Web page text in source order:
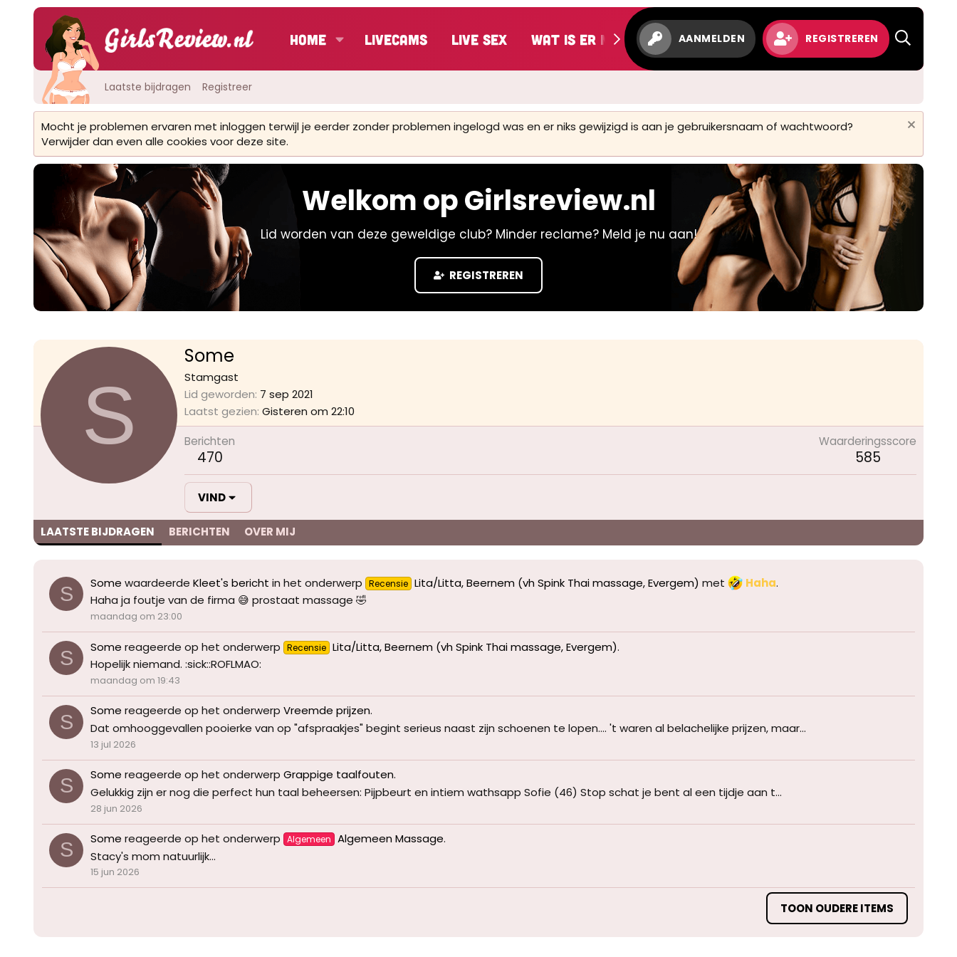
Home LiveCams Live Sex Wat is er nieuw AANMELDEN REGISTREREN
Laatste bijdragen Registreer
Mocht je problemen ervaren met inloggen terwijl je eerder zonder problemen ingelogd was en er niks gewijzigd is aan je gebruikersnaam of wachtwoord?
Verwijder dan even alle cookies voor deze site.
Welkom op Girlsreview.nl
Lid worden van deze geweldige club? Minder reclame? Meld je nu aan!
REGISTREREN
S
Some
Stamgast
Lid geworden 7 sep 2021
Laatst gezien Gisteren om 22:10
Berichten
470
Waarderingsscore
585
VIND
LAATSTE BIJDRAGEN BERICHTEN OVER MIJ
S Some waardeerde Kleet's bericht in het onderwerp Recensie Lita/Litta, Beernem (vh Spink Thai massage, Evergem) met Haha.
Haha ja foutje van de firma 😅 prostaat massage 🤣
maandag om 23:00
S Some reageerde op het onderwerp Recensie Lita/Litta, Beernem (vh Spink Thai massage, Evergem).
Hopelijk niemand. :sick::ROFLMAO:
maandag om 19:43
S Some reageerde op het onderwerp Vreemde prijzen.
Dat omhooggevallen pooierke van op "afspraakjes" begint serieus naast zijn schoenen te lopen.... 't waren al belachelijke prijzen, maar...
13 jul 2026
S Some reageerde op het onderwerp Grappige taalfouten.
Gelukkig zijn er nog die perfect hun taal beheersen: Pijpbeurt en intiem wathsapp Sofie (46) Stop schat je bent al een tijdje aan t...
28 jun 2026
S Some reageerde op het onderwerp Algemeen Algemeen Massage.
Stacy's mom natuurlijk...
15 jun 2026
TOON OUDERE ITEMS